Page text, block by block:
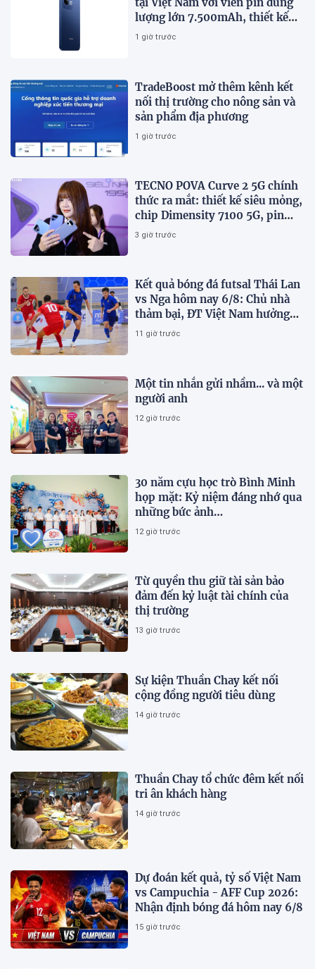
lượng lớn 7.500mAh, thiết kế
trẻ trung, giá từ 5,5 triệu đồng
1 giờ trước
TradeBoost mở thêm kênh kết
nối thị trường cho nông sản và
sản phẩm địa phương
1 giờ trước
TECNO POVA Curve 2 5G chính
thức ra mắt: thiết kế siêu mỏng,
chip Dimensity 7100 5G, pin
8000mAh
3 giờ trước
Kết quả bóng đá futsal Thái Lan
vs Nga hôm nay 6/8: Chủ nhà
thảm bại, ĐT Việt Nam hưởng
lợi lớn
11 giờ trước
Một tin nhắn gửi nhầm... và một
người anh
12 giờ trước
30 năm cựu học trò Bình Minh
họp mặt: Kỷ niệm đáng nhớ qua
những bức ảnh…
12 giờ trước
Từ quyền thu giữ tài sản bảo
đảm đến kỷ luật tài chính của
thị trường
13 giờ trước
Sự kiện Thuần Chay kết nối
cộng đồng người tiêu dùng
14 giờ trước
Thuần Chay tổ chức đêm kết nối
tri ân khách hàng
14 giờ trước
Dự đoán kết quả, tỷ số Việt Nam
vs Campuchia - AFF Cup 2026:
Nhận định bóng đá hôm nay 6/8
15 giờ trước